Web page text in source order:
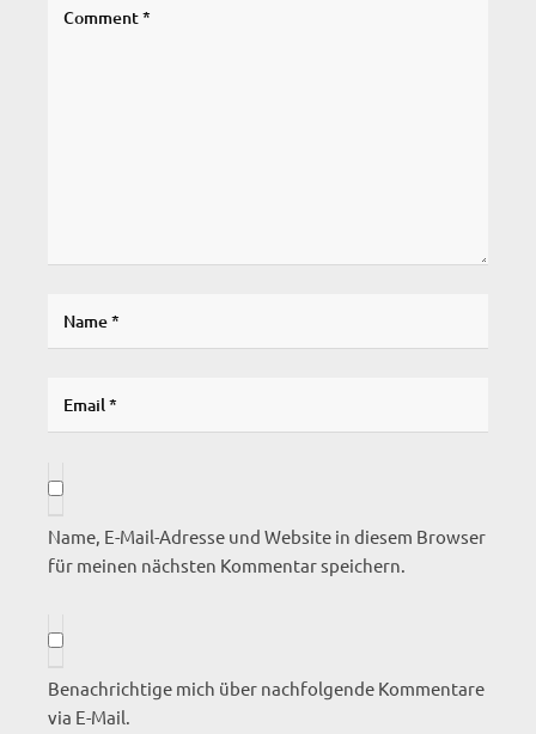
Name, E-Mail-Adresse und Website in diesem Browser
für meinen nächsten Kommentar speichern.
Benachrichtige mich über nachfolgende Kommentare
via E-Mail.